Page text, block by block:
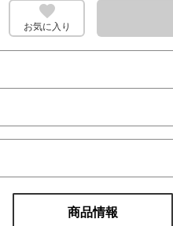
お気に入り
商品情報